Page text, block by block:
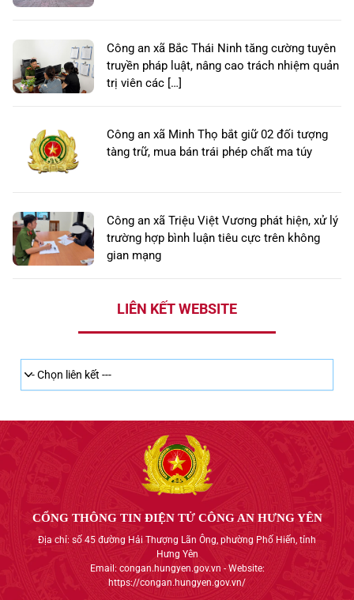
Công an xã Bắc Thái Ninh tăng cường tuyên
truyền pháp luật, nâng cao trách nhiệm quản
trị viên các […]
Công an xã Minh Thọ bắt giữ 02 đối tượng
tàng trữ, mua bán trái phép chất ma túy
Công an xã Triệu Việt Vương phát hiện, xử lý
trường hợp bình luận tiêu cực trên không
gian mạng
LIÊN KẾT WEBSITE
CỔNG THÔNG TIN ĐIỆN TỬ CÔNG AN HƯNG YÊN
Địa chỉ: số 45 đường Hải Thượng Lãn Ông, phường Phố Hiến, tỉnh
Hưng Yên
Email: congan.hungyen.gov.vn - Website:
https://congan.hungyen.gov.vn/